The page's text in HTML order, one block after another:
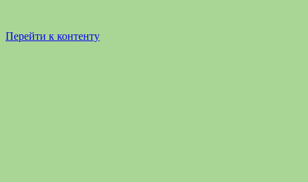
Перейти к контенту